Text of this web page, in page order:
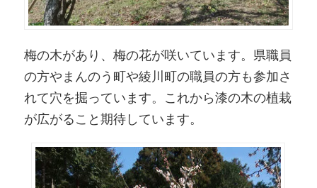
梅の木があり、梅の花が咲いています。県職員
の方やまんのう町や綾川町の職員の方も参加さ
れて穴を掘っています。これから漆の木の植栽
が広がること期待しています。